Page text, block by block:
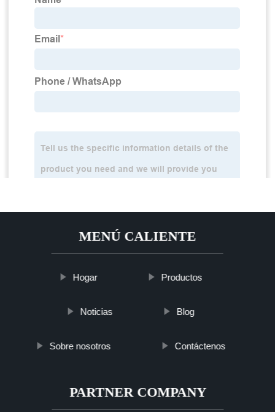
MENÚ CALIENTE
Hogar Productos
Noticias Blog
Sobre nosotros Contáctenos
PARTNER COMPANY